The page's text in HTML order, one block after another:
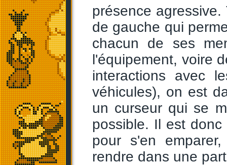
présence
de gauche qui
chacun de ses
l'équipement, voire
interactions avec
véhicules), on est
un curseur qui se
possible. Il est
pour s'en
rendre dans une